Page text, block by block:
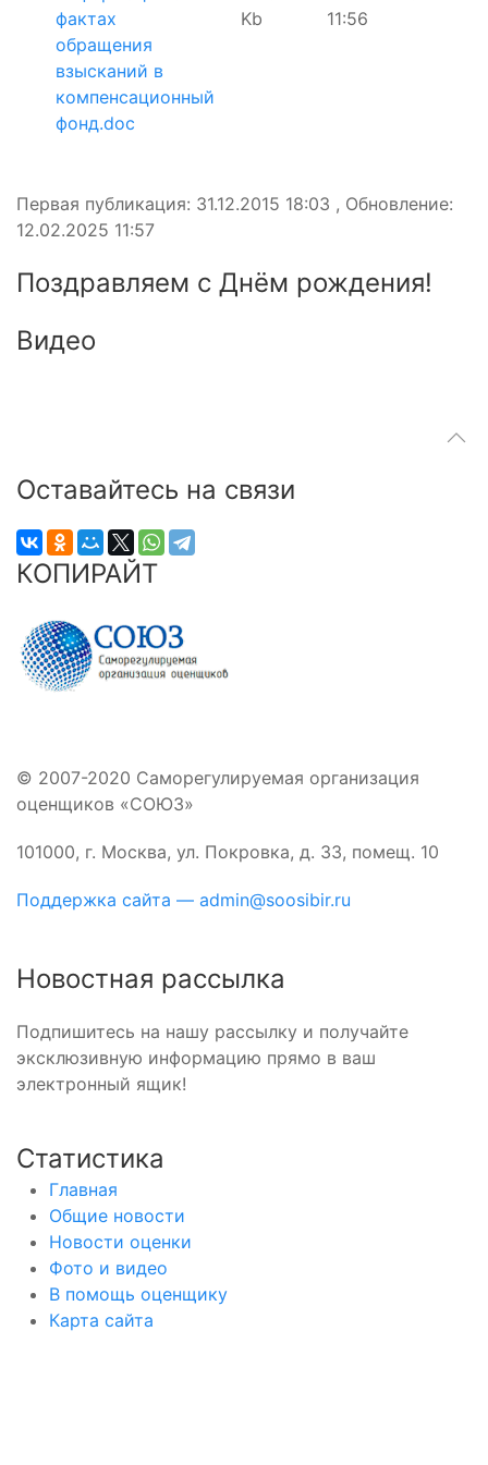
фактах
обращения
взысканий в
компенсационный
фонд.doc
Kb
11:56
Первая публикация: 31.12.2015 18:03 , Обновление:
12.02.2025 11:57
Поздравляем с Днём рождения!
Видео
Оставайтесь на связи
КОПИРАЙТ
© 2007-2020 Саморегулируемая организация
оценщиков «СОЮЗ»
101000, г. Москва, ул. Покровка, д. 33, помещ. 10
Поддержка сайта — admin@soosibir.ru
Новостная рассылка
Подпишитесь на нашу рассылку и получайте
эксклюзивную информацию прямо в ваш
электронный ящик!
Статистика
Главная
Общие новости
Новости оценки
Фото и видео
В помощь оценщику
Карта сайта